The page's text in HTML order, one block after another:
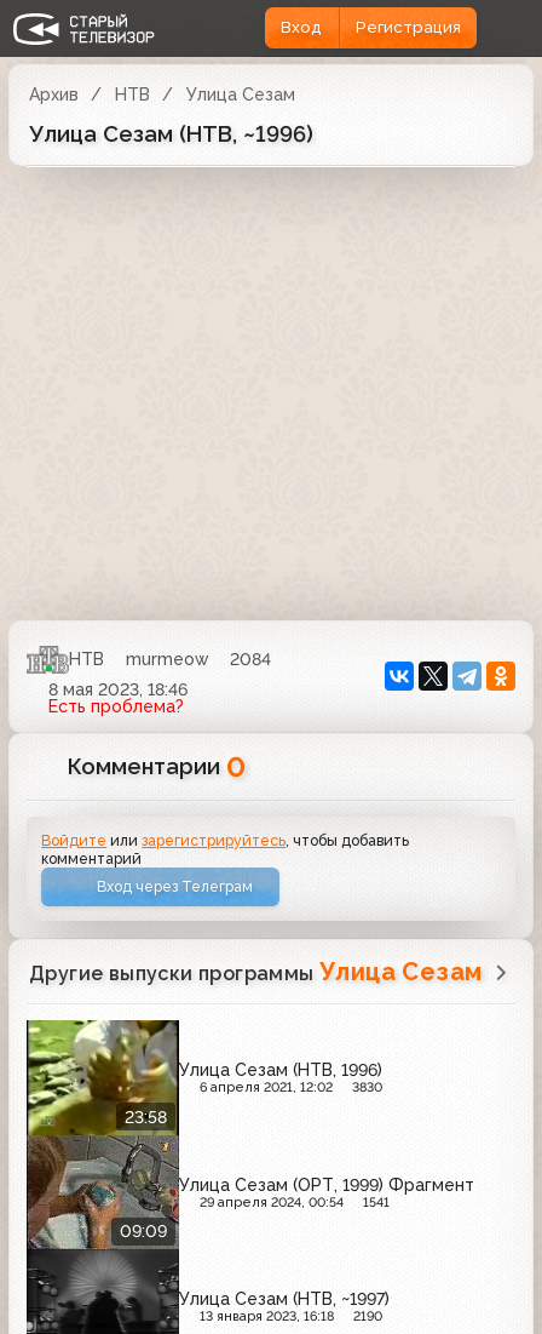
Вход Регистрация
Архив НТВ Улица Сезам
Улица Сезам (НТВ, ~1996)
НТВ murmeow
2084
8 мая 2023, 18:46
Есть проблема?
Комментарии 0
Войдите илизарегистрируйтесь , чтобы добавить
комментарий
Вход через Телеграм
Другие выпуски программы Улица Сезам
23:58
Улица Сезам (НТВ, 1996)
6 апреля 2021, 12:02 3830
09:09
Улица Сезам (ОРТ, 1999) Фрагмент
29 апреля 2024, 00:54 1541
Улица Сезам (НТВ, ~1997)
13 января 2023, 16:18 2190